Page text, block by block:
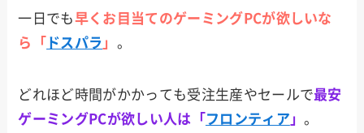
コム
一日でも早くお目当てのゲーミングPCが欲しいな
ら「
ドスパラ 」 。
どれほど時間がかかっても受注生産やセールで最安
ゲーミングPCが欲しい人は「 フロンティア 」 。